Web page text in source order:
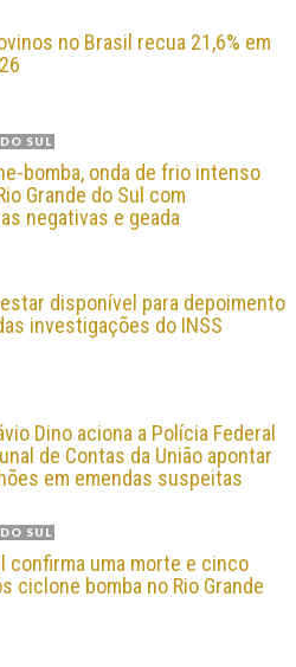
no Brasil recua 21,6% em
SUL
bomba, onda de frio intenso
Grande do Sul com
negativas e geada
disponível para depoimento
investigações do INSS
Dino aciona a Polícia Federal
de Contas da União apontar
em emendas suspeitas
SUL
confirma uma morte e cinco
ciclone bomba no Rio Grande